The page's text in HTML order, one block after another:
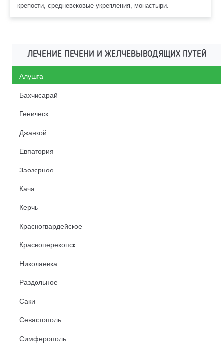
крепости, средневековые укрепления, монастыри.
ЛЕЧЕНИЕ ПЕЧЕНИ И ЖЕЛЧЕВЫВОДЯЩИХ ПУТЕЙ
Алушта
Бахчисарай
Геническ
Джанкой
Евпатория
Заозерное
Кача
Керчь
Красногвардейское
Красноперекопск
Николаевка
Раздольное
Саки
Севастополь
Симферополь